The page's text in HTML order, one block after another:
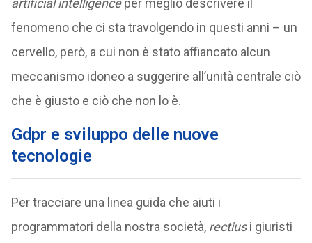
artificial intelligenceper meglio descrivere il
fenomeno che ci sta travolgendo in questi anni – un
cervello, però, a cui non è stato affiancato alcun
meccanismo idoneo a suggerire all’unità centrale ciò
che è giusto e ciò che non lo è.
Gdpr e sviluppo delle nuove
tecnologie
Per tracciare una linea guida che aiuti i
programmatori della nostra società, rectiusi giuristi